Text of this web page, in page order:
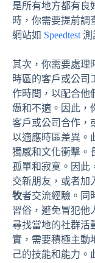
是所有地方都有良
時，你需要提前調
網站如 Speedtest 測
其次，你需要處理
時區的客戶或公司
作時間，以配合他
憊和不適。因此，
客戶或公司合作，
以適應時區差異。
獨感和文化衝擊。
孤單和寂寞。因此
交新朋友，或者加
牧者交流經驗。同
習俗，避免冒犯他
尋找當地的社群活
實，需要積極主動
己的技能和能力。